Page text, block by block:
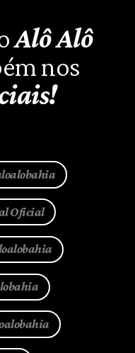
Alô Alô
nos
Oficial